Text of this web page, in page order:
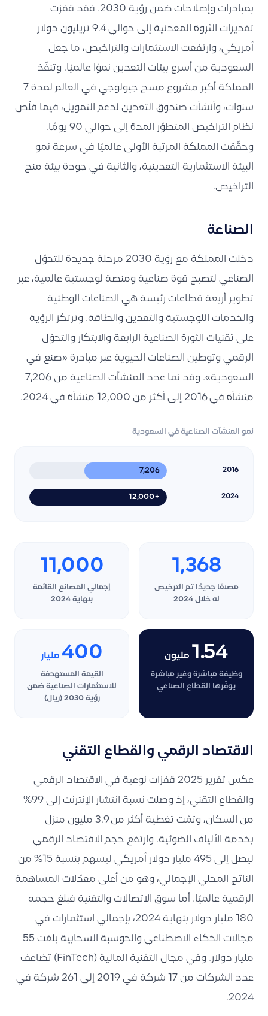
بمبادرات وإصلاحات ضمن رؤية 2030. فقد قفزت
تقديرات الثروة المعدنية إلى حوالي 9.4 تريليون دولار
أمريكي، وارتفعت الاستثمارات والتراخيص، ما جعل
السعودية من أسرع بيئات التعدين نموًا عالميًا. وتنفّذ
المملكة أكبر مشروع مسح جيولوجي في العالم لمدة 7
سنوات، وأنشأت صندوق التعدين لدعم التمويل، فيما قلّص
نظام التراخيص المتطوّر المدة إلى حوالي 90 يومًا.
وحقّقت المملكة المرتبة الأولى عالميًا في سرعة نمو
البيئة الاستثمارية التعدينية، والثانية في جودة بيئة منح
التراخيص.
الصناعة
دخلت المملكة مع رؤية 2030 مرحلة جديدة للتحوّل
الصناعي لتصبح قوة صناعية ومنصة لوجستية عالمية، عبر
تطوير أربعة قطاعات رئيسة هي الصناعات الوطنية
والخدمات اللوجستية والتعدين والطاقة. وترتكز الرؤية
على تقنيات الثورة الصناعية الرابعة والابتكار والتحوّل
الرقمي وتوطين الصناعات الحيوية عبر مبادرة «صنع في
السعودية». وقد نما عدد المنشآت الصناعية من 7,206
منشأة في 2016 إلى أكثر من 12,000 منشأة في 2024.
نمو المنشآت الصناعية في السعودية
2016
7,206
2024
+12,000
1,368
مصنعًا جديدًا تم الترخيص
له خلال 2024
11,000
إجمالي المصانع القائمة
بنهاية 2024
1.54 مليون
وظيفة مباشرة وغير مباشرة
يوفّرها القطاع الصناعي
400 مليار
القيمة المستهدفة
للاستثمارات الصناعية ضمن
رؤية 2030 (ريال)
الاقتصاد الرقمي والقطاع التقني
عكس تقرير 2025 قفزات نوعية في الاقتصاد الرقمي
والقطاع التقني، إذ وصلت نسبة انتشار الإنترنت إلى 99%
من السكان، وتمّت تغطية أكثر من 3.9 مليون منزل
بخدمة الألياف الضوئية. وارتفع حجم الاقتصاد الرقمي
ليصل إلى 495 مليار دولار أمريكي ليسهم بنسبة 15% من
الناتج المحلي الإجمالي، وهو من أعلى معدّلات المساهمة
الرقمية عالميًا. أما سوق الاتصالات والتقنية فبلغ حجمه
180 مليار دولار بنهاية 2024، بإجمالي استثمارات في
مجالات الذكاء الاصطناعي والحوسبة السحابية بلغت 55
مليار دولار. وفي مجال التقنية المالية (FinTech) تضاعف
عدد الشركات من 17 شركة في 2019 إلى 261 شركة في
2024.